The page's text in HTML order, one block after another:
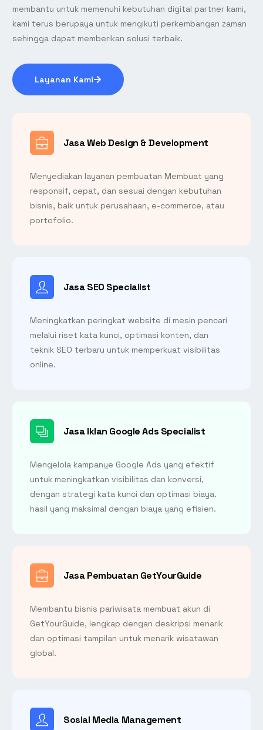
membantu untuk memenuhi kebutuhan digital partner kami,
kami terus berupaya untuk mengikuti perkembangan zaman
sehingga dapat memberikan solusi terbaik.
Layanan Kami
Jasa Web Design & Development
Menyediakan layanan pembuatan Membuat yang
responsif, cepat, dan sesuai dengan kebutuhan
bisnis, baik untuk perusahaan, e-commerce, atau
portofolio.
Jasa SEO Specialist
Meningkatkan peringkat website di mesin pencari
melalui riset kata kunci, optimasi konten, dan
teknik SEO terbaru untuk memperkuat visibilitas
online.
Jasa Iklan Google Ads Specialist
Mengelola kampanye Google Ads yang efektif
untuk meningkatkan visibilitas dan konversi,
dengan strategi kata kunci dan optimasi biaya.
hasil yang maksimal dengan biaya yang efisien.
Jasa Pembuatan GetYourGuide
Membantu bisnis pariwisata membuat akun di
GetYourGuide, lengkap dengan deskripsi menarik
dan optimasi tampilan untuk menarik wisatawan
global.
Sosial Media Management